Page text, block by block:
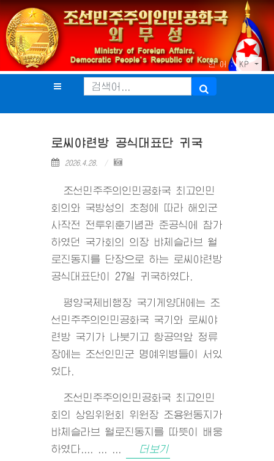
언 어 : KP
로씨야련방 공식대표단 귀국
2026.4.28.
조선민주주의인민공화국 최고인민
회의와 국방성의 초청에 따라 해외군
사작전 전투위훈기념관 준공식에 참가
하였던 국가회의 의장 뱌체슬라브 월
로진동지를 단장으로 하는 로씨야련방
공식대표단이 27일 귀국하였다.
평양국제비행장 국기게양대에는 조
선민주주의인민공화국 국기와 로씨야
련방 국기가 나붓기고 항공역앞 정류
장에는 조선인민군 명예위병들이 서있
었다.
조선민주주의인민공화국 최고인민
회의 상임위원회 위원장 조용원동지가
뱌체슬라브 월로진동지를 따뜻이 배웅
하였다.... ... ...
더보기